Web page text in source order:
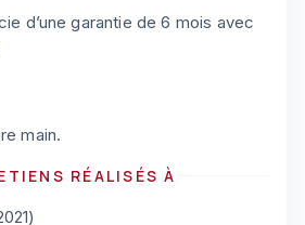
d’une garantie de 6 mois avec
main.
RÉALISÉS À